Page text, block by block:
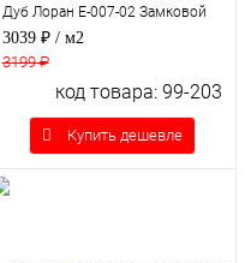
Дуб Лоран E-007-02 Замковой
3039 ₽ / м2
3199 ₽
код товара: 99-203
Купить дешевле